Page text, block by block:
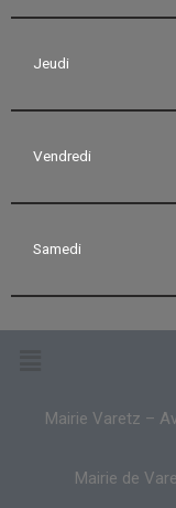
Jeudi
Vendredi
Samedi
Mairie Varetz –
Mairie de